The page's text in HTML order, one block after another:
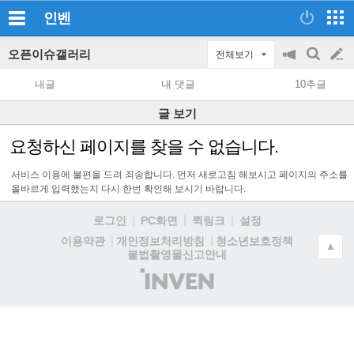
인벤
오픈이슈갤러리 전체보기
공
지
on/off
검
색
글
쓰
기
내글 내 댓글 10추글
글 보기
요청하신 페이지를 찾을 수 없습니다.
서비스 이용에 불편을 드려 죄송합니다. 먼저 새로고침 해보시고 페이지의 주소를
올바르게 입력했는지 다시 한번 확인해 보시기 바랍니다.
로그인 PC화면 퀵링크
설정
이용약관
개인정보처리방침
청소년보호정책
불법촬영물신고안내
(주)
인
▲